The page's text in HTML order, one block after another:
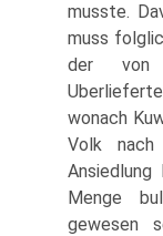
musste.
muss
der von
wonach
Volk
Menge
gewesen